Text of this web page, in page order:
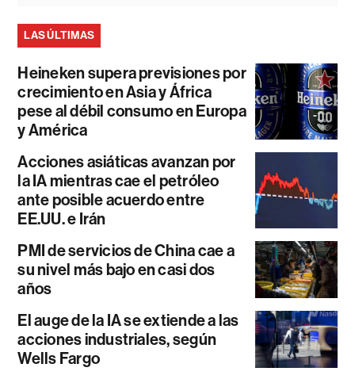
LAS ÚLTIMAS
Heineken supera previsiones por
crecimiento en Asia y África
pese al débil consumo en Europa
y América
Acciones asiáticas avanzan por
la IA mientras cae el petróleo
ante posible acuerdo entre
EE.UU. e Irán
PMI de servicios de China cae a
su nivel más bajo en casi dos
años
El auge de la IA se extiende a las
acciones industriales, según
Wells Fargo